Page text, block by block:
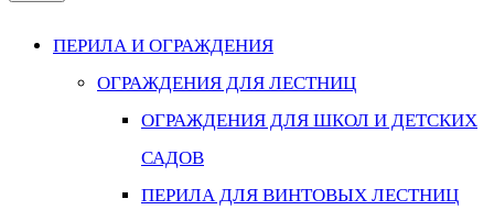
ПЕРИЛА И ОГРАЖДЕНИЯ
ОГРАЖДЕНИЯ ДЛЯ ЛЕСТНИЦ
ОГРАЖДЕНИЯ ДЛЯ ШКОЛ И ДЕТСКИХ
САДОВ
ПЕРИЛА ДЛЯ ВИНТОВЫХ ЛЕСТНИЦ